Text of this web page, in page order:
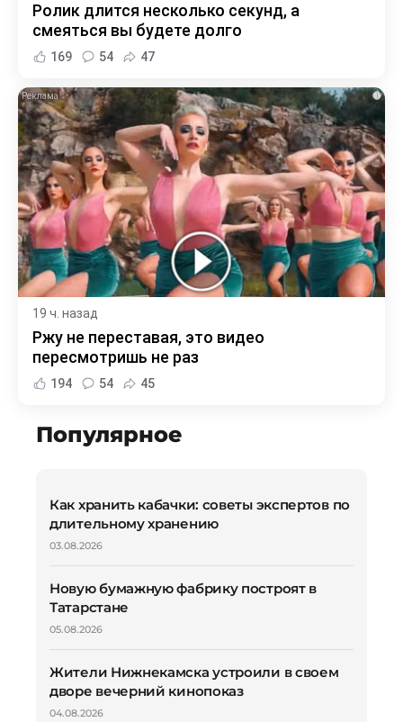
Ролик длится несколько секунд, а
смеяться вы будете долго
169 54 47
i
19 ч. назад
Ржу не переставая, это видео
пересмотришь не раз
194 54 45
Популярное
Как хранить кабачки: советы экспертов по
длительному хранению
03.08.2026
Новую бумажную фабрику построят в
Татарстане
05.08.2026
Жители Нижнекамска устроили в своем
дворе вечерний кинопоказ
04.08.2026